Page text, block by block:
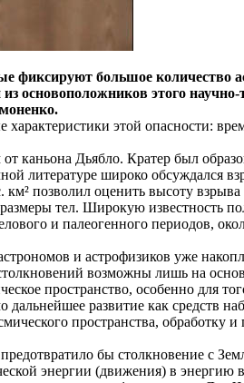
фиксируют большое количество
основоположников этого научно-
этой опасности:
каньона Дьябло. Кратер был
литературе широко обсуждался
позволил оценить высоту
тел. Широкую известность
и палеогенного периодов,
и астрофизиков уже
возможны лишь на
пространство, особенно для
развитие как средств
пространства, обработку
бы столкновение с
энергии (движения) в энергию